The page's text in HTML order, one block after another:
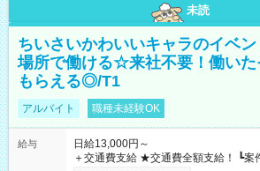
未読
ちいさいかわいいキャラのイベ
場所で働ける☆来社不要！働いた
もらえる◎/T1
アルバイト 職種未経験OK
給与
日給13,000円～
＋交通費支給 ★交通費全額支給！ ┗案件により規定あり ★日払